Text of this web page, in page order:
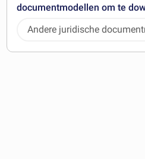
documentmodellen om te
Andere juridische
downloaden